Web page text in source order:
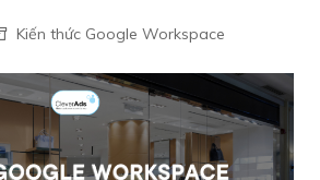
Kiến thức Google Workspace